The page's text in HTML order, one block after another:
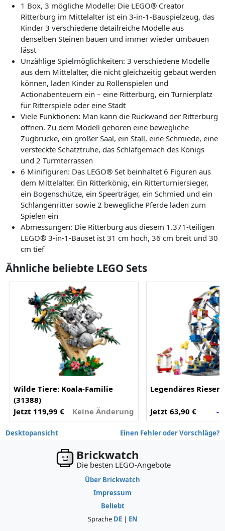
1 Box, 3 mögliche Modelle: Die LEGO® Creator
Ritterburg im Mittelalter ist ein 3-in-1-Bauspielzeug, das
Kinder 3 verschiedene detailreiche Modelle aus
denselben Steinen bauen und immer wieder umbauen
lässt
Unzählige Spielmöglichkeiten: 3 verschiedene Modelle
aus dem Mittelalter, die nicht gleichzeitig gebaut werden
können, laden Kinder zu Rollenspielen und
Actionabenteuern ein – eine Ritterburg, ein Turnierplatz
für Ritterspiele oder eine Stadt
Viele Funktionen: Man kann die Rückwand der Ritterburg
öffnen. Zu dem Modell gehören eine bewegliche
Zugbrücke, ein großer Saal, ein Stall, eine Schmiede, eine
versteckte Schatztruhe, das Schlafgemach des Königs
und 2 Turmterrassen
6 Minifiguren: Das LEGO® Set beinhaltet 6 Figuren aus
dem Mittelalter. Ein Ritterkönig, ein Ritterturniersieger,
ein Bogenschütze, ein Speerträger, ein Schmied und ein
Schlangenritter sowie 2 bewegliche Pferde laden zum
Spielen ein
Abmessungen: Die Ritterburg aus diesem 1.371-teiligen
LEGO® 3-in-1-Bauset ist 31 cm hoch, 36 cm breit und 30
cm tief
Ähnliche beliebte LEGO Sets
Wilde Tiere: Koala-Familie
(31388)
Jetzt 119,99 €
Keine Änderung
Legendäres
Jetzt 63,90 € -
Desktopansicht Einen Fehler oder Vorschläge?
Brickwatch
Die besten LEGO-Angebote
Über Brickwatch
Impressum
Beliebt
Sprache DE| EN